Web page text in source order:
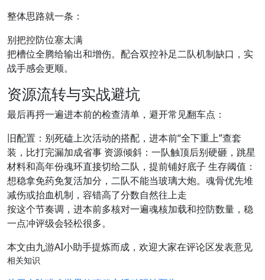
整体思路就一条：
别把控防位塞太满
把槽位全腾给输出和增伤。配合双控补足二队机制缺口，实
战手感会更顺。
资源流转与实战避坑
最后再捋一遍进本前的检查清单，避开常见翻车点：
旧配置：别死磕上次活动的搭配，进本前“全下重上”查套
装，比打完漏加成省事 资源倾斜：一队触顶后别硬砸，跳星
材料和高年份魂环直接切给二队，提前铺好底子 生存阈值：
想稳拿免药免复活加分，二队不能当玻璃大炮。魂骨优先堆
减伤或抬血机制，容错高了分数自然往上走
按这个节奏调，进本前多核对一遍魂核加载和控防数量，稳
一点冲评级会轻松很多。
本文由九游AI小助手提炼而成，欢迎大家在评论区发表意见
相关知识